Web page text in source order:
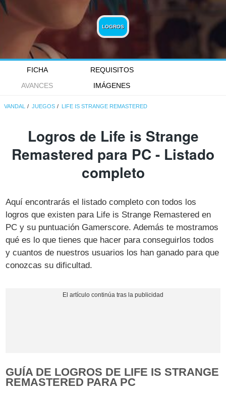
LOGROS
FICHA
REQUISITOS
AVANCES
IMÁGENES
VANDAL JUEGOS LIFE IS STRANGE REMASTERED
Logros de Life is Strange
Remastered para PC - Listado
completo
Aquí encontrarás el listado completo con todos los
logros que existen para Life is Strange Remastered en
PC y su puntuación Gamerscore. Además te mostramos
qué es lo que tienes que hacer para conseguirlos todos
y cuantos de nuestros usuarios los han ganado para que
conozcas su dificultad.
GUÍA DE LOGROS DE LIFE IS STRANGE
REMASTERED PARA PC